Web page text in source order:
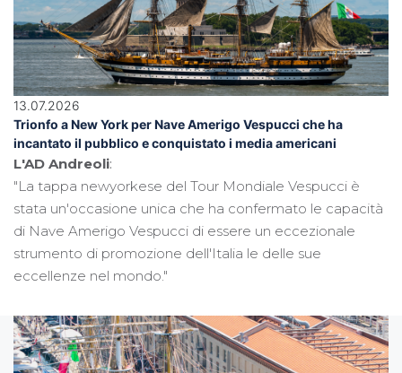
13.07.2026
Trionfo a New York per Nave Amerigo Vespucci che ha
incantato il pubblico e conquistato i media americani
L'AD Andreoli:
"La tappa newyorkese del Tour Mondiale Vespucci è
stata un'occasione unica che ha confermato le capacità
di Nave Amerigo Vespucci di essere un eccezionale
strumento di promozione dell'Italia le delle sue
eccellenze nel mondo."